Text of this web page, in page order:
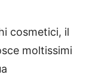
cosmetici, il
moltissimi